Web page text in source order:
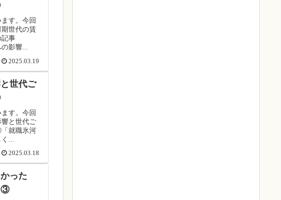
す。今回
世代の賃
記事
影響...
2025.03.19
世代ご
す。今回
と世代ご
就職氷河
...
2025.03.18
った
③